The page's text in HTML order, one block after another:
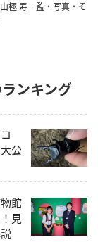
極 寿一監・写真・そ
ンキング
公
館
見